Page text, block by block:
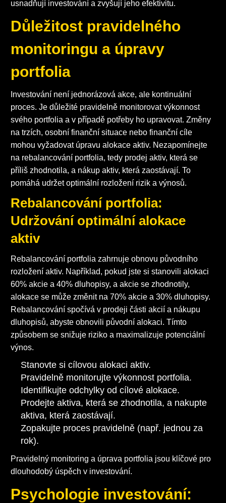
usnadňují investování a zvyšují jeho efektivitu.
Důležitost pravidelného
monitoringu a úpravy
portfolia
Investování není jednorázová akce, ale kontinuální
proces. Je důležité pravidelně monitorovat výkonnost
svého portfolia a v případě potřeby ho upravovat. Změny
na trzích, osobní finanční situace nebo finanční cíle
mohou vyžadovat úpravu alokace aktiv. Nezapomínejte
na rebalancování portfolia, tedy prodej aktiv, která se
příliš zhodnotila, a nákup aktiv, která zaostávají. To
pomáhá udržet optimální rozložení rizik a výnosů.
Rebalancování portfolia:
Udržování optimální alokace
aktiv
Rebalancování portfolia zahrnuje obnovu původního
rozložení aktiv. Například, pokud jste si stanovili alokaci
60% akcie a 40% dluhopisy, a akcie se zhodnotily,
alokace se může změnit na 70% akcie a 30% dluhopisy.
Rebalancování spočívá v prodeji části akcií a nákupu
dluhopisů, abyste obnovili původní alokaci. Tímto
způsobem se snižuje riziko a maximalizuje potenciální
výnos.
Stanovte si cílovou alokaci aktiv.
Pravidelně monitorujte výkonnost portfolia.
Identifikujte odchylky od cílové alokace.
Prodejte aktiva, která se zhodnotila, a nakupte
aktiva, která zaostávají.
Zopakujte proces pravidelně (např. jednou za
rok).
Pravidelný monitoring a úprava portfolia jsou klíčové pro
dlouhodobý úspěch v investování.
Psychologie investování: